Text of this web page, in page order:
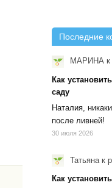
Последние
МАРИНА к
Как
саду
Наталия,
после ливней!
30 июля 2026
Татьяна к
Как